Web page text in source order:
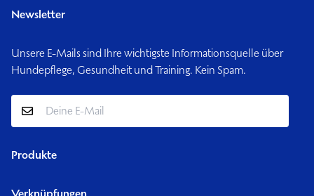
Produkte
Hundebetten
Newsletter
Unsere E-Mails sind Ihre wichtigste Informationsquelle über
Hundepflege, Gesundheit und Training. Kein Spam.